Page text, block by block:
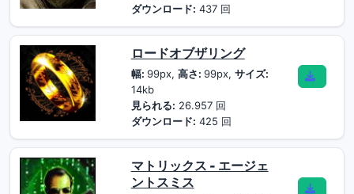
ダウンロード: 437 回
ロードオブザリング
幅: 99px, 高さ: 99px, サイズ:
14kb
見られる: 26.957 回
ダウンロード: 425 回
マトリックス - エージェ
ントスミス